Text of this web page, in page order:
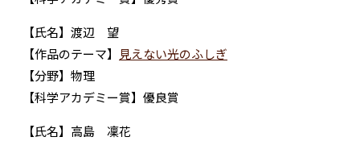
【氏名】渡辺 望
【作品のテーマ】 見えない光のふしぎ
【分野】物理
【科学アカデミー賞】優良賞
【氏名】高島 凜花